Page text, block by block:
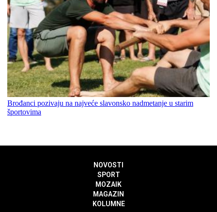
Brođanci pozivaju na najveće slavonsko nadmetanje u starim
športovima
NOVOSTI
SPORT
MOZAIK
MAGAZIN
KOLUMNE